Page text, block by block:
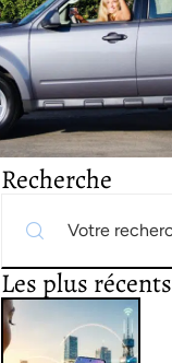
Recherche
Les plus récents